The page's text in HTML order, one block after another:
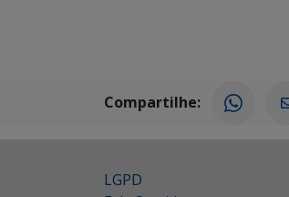
Compartilhe:
LGPD